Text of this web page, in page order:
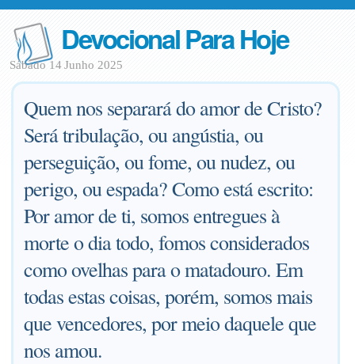
Devocional Para Hoje
Sábado 14 Junho 2025
Quem nos separará do amor de Cristo?
Será tribulação, ou angústia, ou
perseguição, ou fome, ou nudez, ou
perigo, ou espada? Como está escrito:
Por amor de ti, somos entregues à
morte o dia todo, fomos considerados
como ovelhas para o matadouro. Em
todas estas coisas, porém, somos mais
que vencedores, por meio daquele que
nos amou.